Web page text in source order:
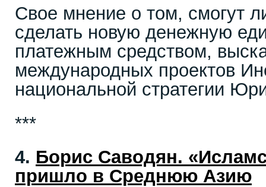
Свое мнение о том, смогут
сделать новую денежную
платежным средством,
международных проектов
национальной стратегии
***
4. Борис Савoдян.
пришло в Среднюю Азию